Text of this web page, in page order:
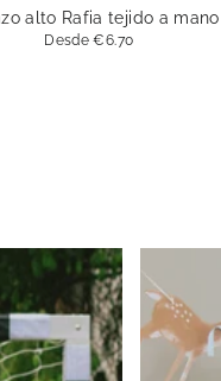
alto Rafia tejido a mano
Desde€6.70